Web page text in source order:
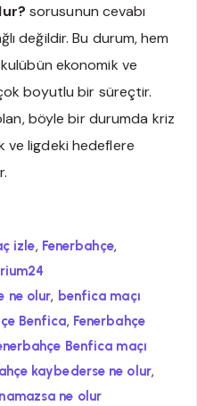
sorusunun cevabı
değildir. Bu durum, hem
ekonomik ve
boyutlu bir süreçtir.
böyle bir durumda kriz
ve ligdeki hedeflere
izle, Fenerbahçe,
ne olur, benfica maçı
Benfica, Fenerbahçe
Benfica maçı
kaybederse ne olur,
ne olur